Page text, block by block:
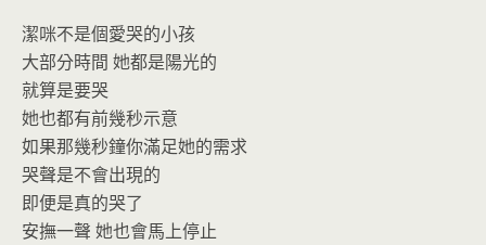
潔咪不是個愛哭的小孩
大部分時間 她都是陽光的
就算是要哭
她也都有前幾秒示意
如果那幾秒鐘你滿足她的需求
哭聲是不會出現的
即便是真的哭了
安撫一聲 她也會馬上停止